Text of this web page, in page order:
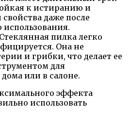
к истиранию и
свойства даже после
Стеклянная пилка легко
Она не
и грибки, что делает ее
для
или в салоне.
эффекта
использовать